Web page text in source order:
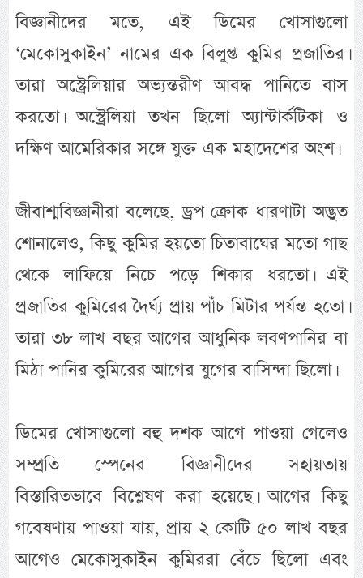
বিজ্ঞানীদের মতে, এই ডিমের খোসাগুলো
‘মেকোসুকাইন’ নামের এক বিলুপ্ত কুমির প্রজাতির।
তারা অস্ট্রেলিয়ার অভ্যন্তরীণ আবদ্ধ পানিতে বাস
করতো। অস্ট্রেলিয়া তখন ছিলো অ্যান্টার্কটিকা ও
দক্ষিণ আমেরিকার সঙ্গে যুক্ত এক মহাদেশের অংশ।
জীবাশ্মবিজ্ঞানীরা বলেছে, ড্রপ ক্রোক ধারণাটা অদ্ভুত
শোনালেও, কিছু কুমির হয়তো চিতাবাঘের মতো গাছ
থেকে লাফিয়ে নিচে পড়ে শিকার ধরতো। এই
প্রজাতির কুমিরের দৈর্ঘ্য প্রায় পাঁচ মিটার পর্যন্ত হতো।
তারা ৩৮ লাখ বছর আগের আধুনিক লবণপানির বা
মিঠা পানির কুমিরের আগের যুগের বাসিন্দা ছিলো।
ডিমের খোসাগুলো বহু দশক আগে পাওয়া গেলেও
সম্প্রতি স্পেনের বিজ্ঞানীদের সহায়তায়
বিস্তারিতভাবে বিশ্লেষণ করা হয়েছে। আগের কিছু
গবেষণায় পাওয়া যায়, প্রায় ২ কোটি ৫০ লাখ বছর
আগেও মেকোসুকাইন কুমিররা বেঁচে ছিলো এবং